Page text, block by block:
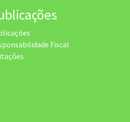
Fiscal